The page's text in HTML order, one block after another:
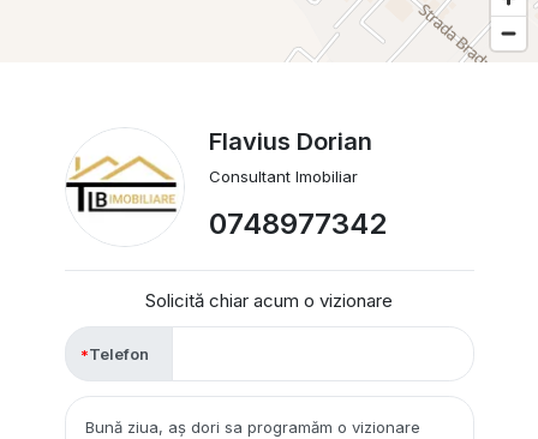
Flavius Dorian
Consultant Imobiliar
0748977342
Solicită chiar acum o vizionare
Telefon